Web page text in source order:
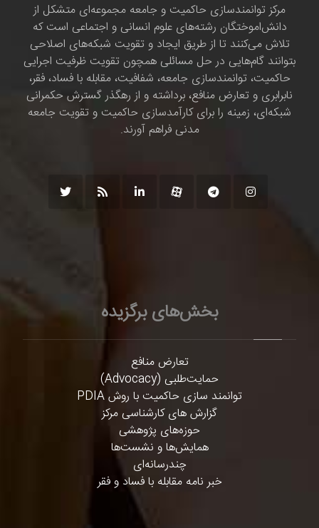
مرکز توانمندسازی حاکمیت و جامعه مجموعه‌ای متشکل از
دانش‌اموختگان رشته‌های علوم انسانی و اجتماعی است که
تلاش می‌کنند تا از طریق ایجاد و تقویت شبکه‌های اصلاحی
بتوانند گام‌هایی در حل مسائلی همچون تقویت ظرفیت اجرایی
حاکمیت، توانمندسازی جامعه، شفافیت، مقابله با فساد، فقر،
نابرابری و تعارض منافع، برداشته و از رهگذر گسترش حکمرانی
شبکه‌ای، زمینه را برای کارآمدسازی حاکمیت و تقویت جامعه
مدنی فراهم آورند.
بخش‌های برگزیده
تعارض منافع
حمایت‌طلبی (Advocacy)
توانمند سازی حاکمیت با روش PDIA
گزارش های کارشناسی مرکز
حوزه‌های پژوهشی
همایش‌ها و نشست‌ها
چندرسانه‌ای
خبر نامه مقابله با فساد و فقر